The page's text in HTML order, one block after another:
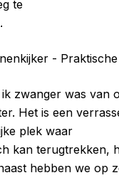
te
ik zwanger was van
Het is een
plek waar
kan terugtrekken,
hebben we op